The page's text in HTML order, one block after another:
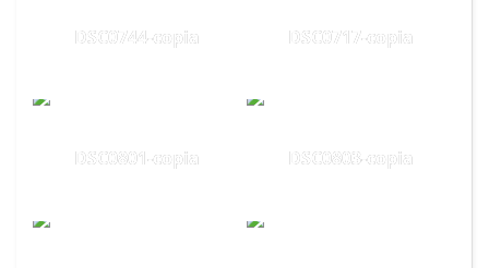
DSC0744-copia DSC0717-copia
DSC0801-copia DSC0803-copia